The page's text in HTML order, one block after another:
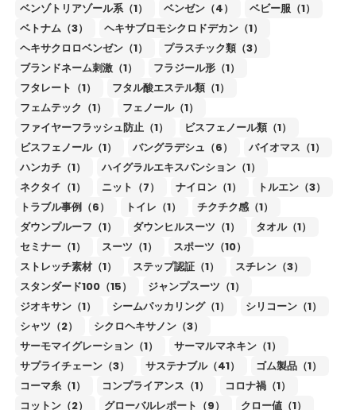
ベンゾトリアゾール系（1）
ベンゼン（4）
ベビー服（1）
ベトナム（3）
ヘキサブロモシクロドデカン（1）
ヘキサクロロベンゼン（1）
プラスチック類（3）
ブランドネーム刺激（1）
フラジール形（1）
フタレート（1）
フタル酸エステル類（1）
フェムテック（1）
フェノール（1）
ファイヤーフラッシュ防止（1）
ビスフェノール類（1）
ビスフェノール（1）
バングラデシュ（6）
バイオマス（1）
ハンカチ（1）
ハイグラルエキスパンション（1）
ネクタイ（1）
ニット（7） ナイロン（1）
トルエン（3）
トラブル事例（6）
トイレ（1）
チクチク感（1）
ダウンプルーフ（1）
ダウンヒルスーツ（1）
タオル（1）
セミナー（1）
スーツ（1）
スポーツ（10）
ストレッチ素材（1）
ステップ認証（1）
スチレン（3）
スタンダード100（15）
ジャンプスーツ（1）
ジオキサン（1）
シームパッカリング（1）
シリコーン（1）
シャツ（2）
シクロヘキサノン（3）
サーモマイグレーション（1）
サーマルマネキン（1）
サプライチェーン（3）
サステナブル（41）
ゴム製品（1）
コーマ糸（1）
コンプライアンス（1）
コロナ禍（1）
コットン（2）
グローバルレポート（9） クロー値（1）